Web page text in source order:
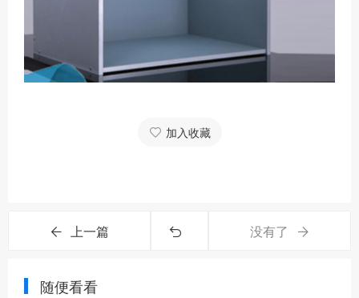
加入收藏
上一篇 没有了
随便看看